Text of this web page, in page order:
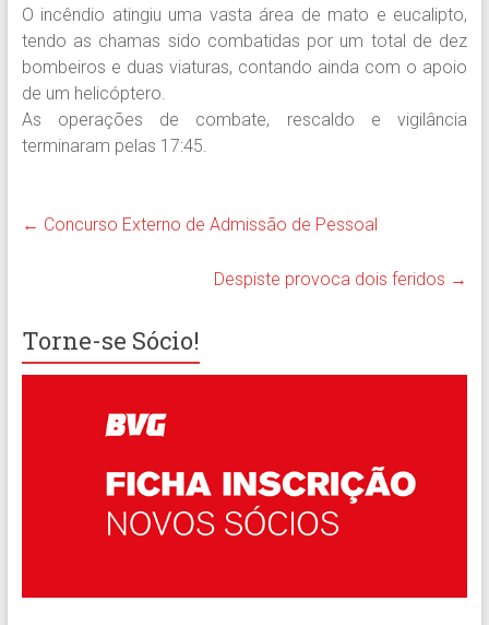
O incêndio atingiu uma vasta área de mato e eucalipto,
tendo as chamas sido combatidas por um total de dez
bombeiros e duas viaturas, contando ainda com o apoio
de um helicóptero.
As operações de combate, rescaldo e vigilância
terminaram pelas 17:45.
← Concurso Externo de Admissão de Pessoal
Despiste provoca dois feridos →
Torne-se Sócio!